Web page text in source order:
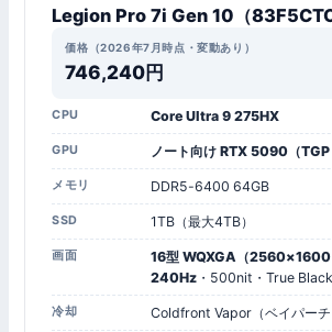
Legion Pro 7i Gen 10（
価格（2026年7月時点・変動あり）
746,240円
CPU Core Ultra 9 275HX
GPU ノート向け RTX 5090（TGP
メモリ DDR5-6400 64GB
SSD 1TB（最大4TB）
画面
16型 WQXGA（2560×1600
240Hz ・500nit・True
冷却 Coldfront Vapor（ベイパーチ